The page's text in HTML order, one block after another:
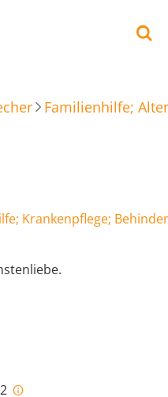
Familienhilfe;
Krankenpflege;